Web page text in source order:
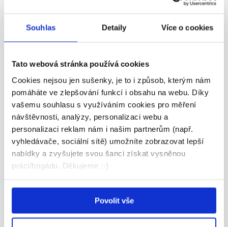
Souhlas Detaily Více o cookies
Tato webová stránka používá cookies
Cookies nejsou jen sušenky, je to i způsob, kterým nám
pomáháte ve zlepšování funkcí i obsahu na webu. Díky
vašemu souhlasu s využíváním cookies pro měření
návštěvnosti, analýzy, personalizaci webu a
personalizaci reklam nám i našim partnerům (např.
vyhledávače, sociální sítě) umožníte zobrazovat lepší
nabídky a zvyšujete svou šanci získat vysněnou
práci/brigádu. Děkujeme :-)
Povolit vše
23.07.2026
VIP
Elektromontér | montážní projekty
ČR (A728)
Dle domluvy